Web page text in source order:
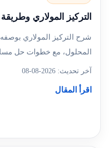
التركيز المولاري
شرح التركيز المولاري
المحلول، مع خطوات حل
آخر تحديث: 2026-08-08
اقرأ المقال